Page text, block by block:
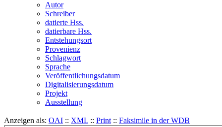
Autor
Schreiber
datierte Hss.
datierbare Hss.
Entstehungsort
Provenienz
Schlagwort
Sprache
Veröffentlichungsdatum
Digitalisierungsdatum
Projekt
Ausstellung
Anzeigen als: OAI :: XML :: Print :: Faksimile in der WDB